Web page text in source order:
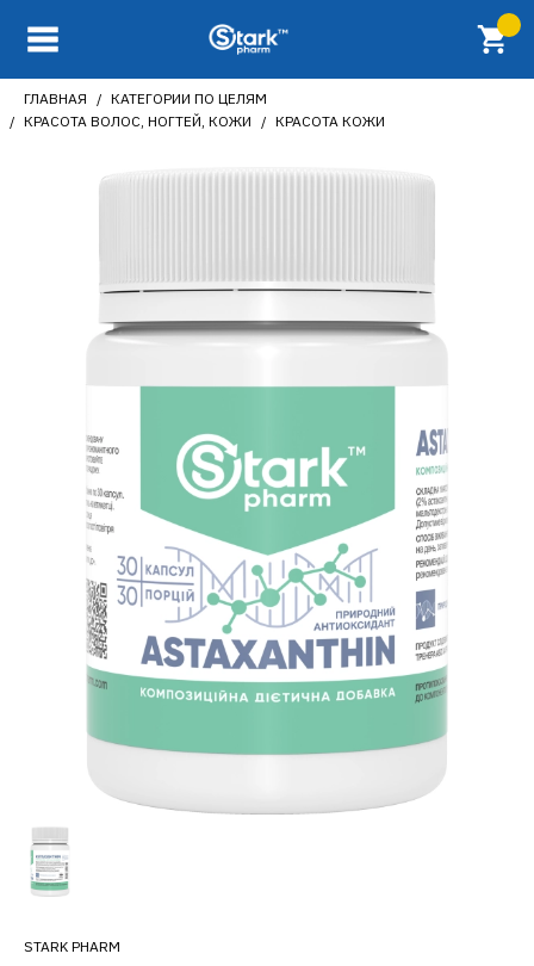
ГЛАВНАЯ
КАТЕГОРИИ ПО ЦЕЛЯМ
КРАСОТА ВОЛОС, НОГТЕЙ, КОЖИ
КРАСОТА КОЖИ
STARK PHARM